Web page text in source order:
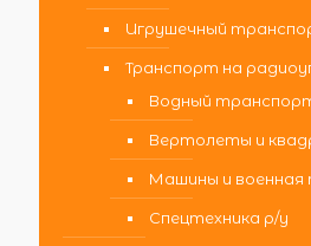
Игрушечный
Транспорт на
Водный
Вертолеты и
Машины и военная
Спецтехника р/у